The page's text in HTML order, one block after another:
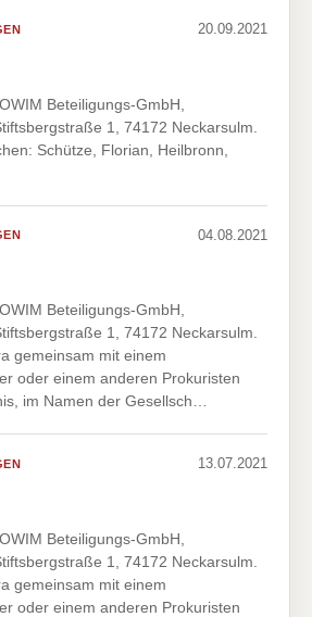
20.09.2021
Beteiligungs-GmbH,
1, 74172 Neckarsulm.
Schütze, Florian, Heilbronn,
04.08.2021
Beteiligungs-GmbH,
1, 74172 Neckarsulm.
gemeinsam mit einem
oder einem anderen Prokuristen
im Namen der Gesellsch…
13.07.2021
Beteiligungs-GmbH,
1, 74172 Neckarsulm.
gemeinsam mit einem
oder einem anderen Prokuristen